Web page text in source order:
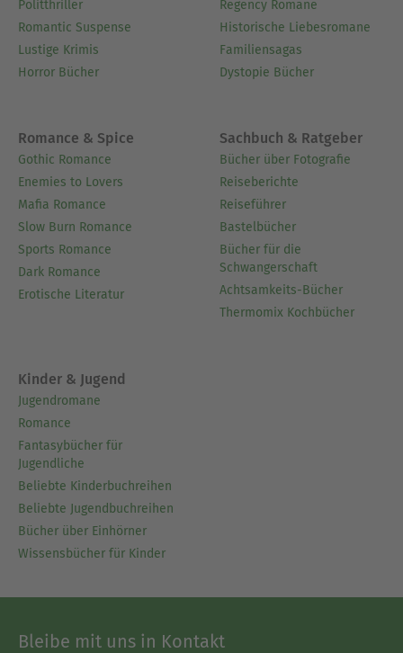
Politthriller
Romantic Suspense
Lustige Krimis
Horror Bücher
Regency Romane
Historische Liebesromane
Familiensagas
Dystopie Bücher
Romance & Spice
Gothic Romance
Enemies to Lovers
Mafia Romance
Slow Burn Romance
Sports Romance
Dark Romance
Erotische Literatur
Sachbuch & Ratgeber
Bücher über Fotografie
Reiseberichte
Reiseführer
Bastelbücher
Bücher für die
Schwangerschaft
Achtsamkeits-Bücher
Thermomix Kochbücher
Kinder & Jugend
Jugendromane
Romance
Fantasybücher für
Jugendliche
Beliebte Kinderbuchreihen
Beliebte Jugendbuchreihen
Bücher über Einhörner
Wissensbücher für Kinder
Bleibe mit uns in Kontakt